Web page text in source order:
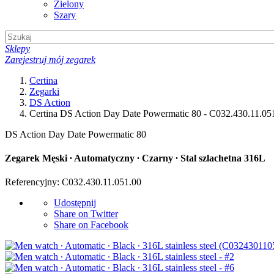
Zielony
Szary
Sklepy
Zarejestruj mój zegarek
Certina
Zegarki
DS Action
Certina DS Action Day Date Powermatic 80 -
DS Action Day Date Powermatic 80
Zegarek Męski ∙ Automatyczny ∙ Czarny ∙ Stal szlachetna 316L
Referencyjny: C032.430.11.051.00
Udostępnij
Share on Twitter
Share on Facebook